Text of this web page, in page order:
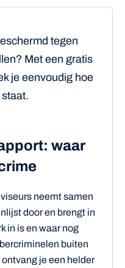
tegen
Met een gratis
je eenvoudig hoe
waar
neemt samen
door en brengt in
in is en waar nog
buiten
je een helder